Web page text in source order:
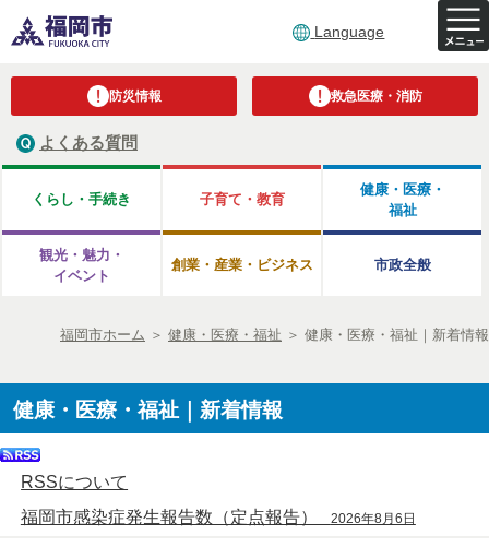
Language
防災情報 救急医療・消防
よくある質問
くらし・手続き 子育て・教育
健康・医療・
福祉
観光・魅力・
イベント
創業・産業・ビジネス 市政全般
福岡市ホーム ＞ 健康・医療・福祉 ＞ 健康・医療・福祉｜新着情報
健康・医療・福祉｜新着情報
RSSについて
福岡市感染症発生報告数（定点報告）
2026年8月6日